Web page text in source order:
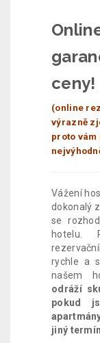
ceny!
(online
výrazně
proto
Vážení
dokonalý
se
hotelu.
rychle a
našem
odráží
pokud
jiný